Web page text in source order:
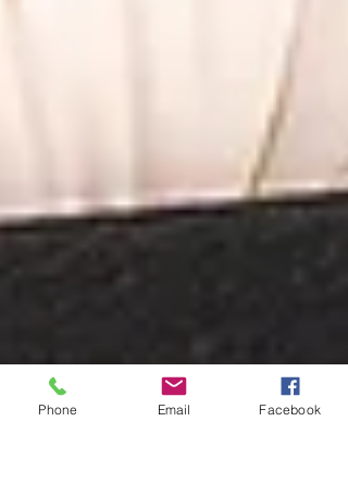
Phone Email Facebook